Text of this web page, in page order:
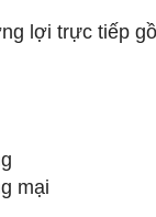
lợi trực tiếp
mại